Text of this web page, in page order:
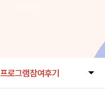
프로그램참여후기